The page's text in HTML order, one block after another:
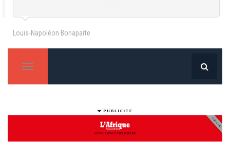
Louis-Napoléon Bonaparte
T
g
n
i